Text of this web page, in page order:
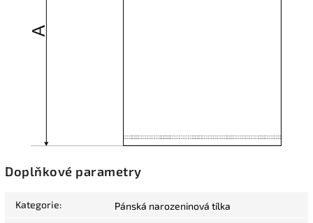
Doplňkové parametry
Kategorie: Pánská narozeninová tílka